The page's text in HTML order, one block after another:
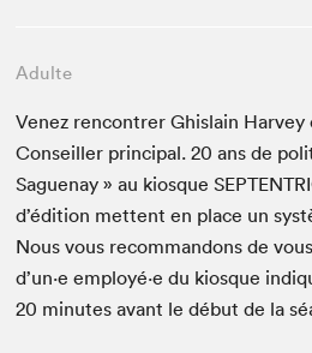
Adulte
Venez ren­con­tr­er Ghis­lain
Con­seiller prin­ci­pal.20 ans de
Sague­nay » au kiosque
d’édi­tion met­tent en place un
Nous vous recom­man­dons de
d’un·e employé·e du kiosque
20 min­utes avant le début de la